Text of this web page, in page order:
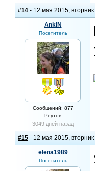
#14 - 12 мая 2015, вторник
AnkiN
Посетитель
Сообщений: 877
Реутов
3049 дней назад
#15 - 12 мая 2015, вторник
elena1989
Посетитель